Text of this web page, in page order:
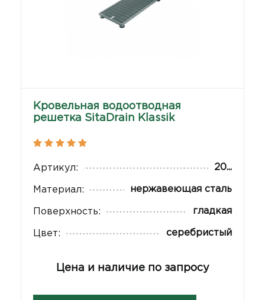
Кровельная водоотводная
решетка SitaDrain Klassik
Артикул: 20...
Материал: нержавеющая сталь
Поверхность: гладкая
Цвет: серебристый
Цена и наличие по запросу